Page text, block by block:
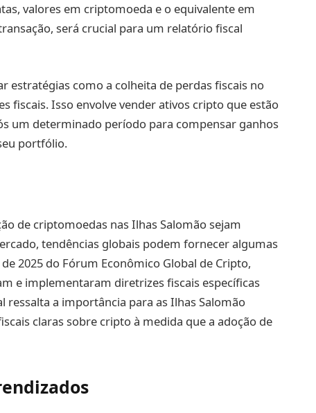
valores em criptomoeda e o equivalente em
será crucial para um relatório fiscal
estratégias como a colheita de perdas fiscais no
fiscais. Isso envolve vender ativos cripto que estão
um determinado período para compensar ganhos
portfólio.
de criptomoedas nas Ilhas Salomão sejam
tendências globais podem fornecer algumas
2025 do Fórum Econômico Global de Cripto,
e implementaram diretrizes fiscais específicas
ressalta a importância para as Ilhas Salomão
claras sobre cripto à medida que a adoção de